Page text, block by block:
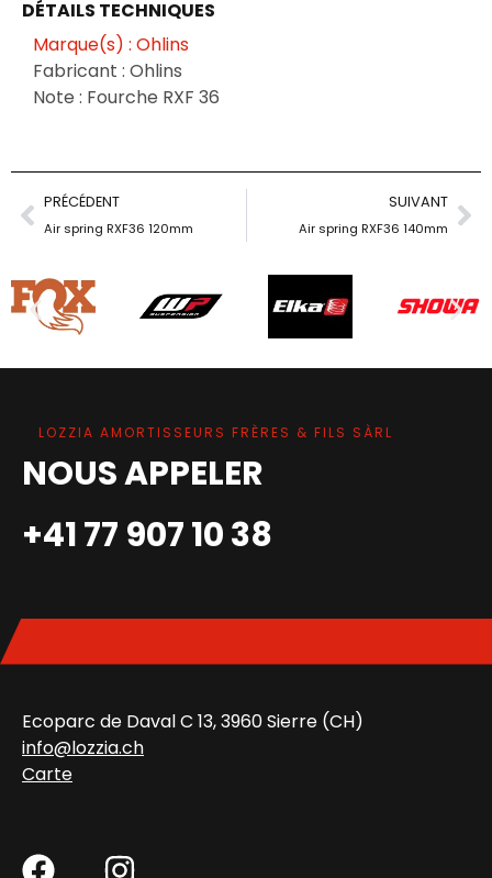
DÉTAILS TECHNIQUES
Marque(s) : Ohlins
Fabricant : Ohlins
Note : Fourche RXF 36
PRÉCÉDENT
Air spring RXF36 120mm
SUIVANT
Air spring RXF36 140mm
LOZZIA AMORTISSEURS FRÈRES & FILS SÀRL
NOUS APPELER
+41 77 907 10 38
Ecoparc de Daval C 13, 3960 Sierre (CH)
info@lozzia.ch
Carte